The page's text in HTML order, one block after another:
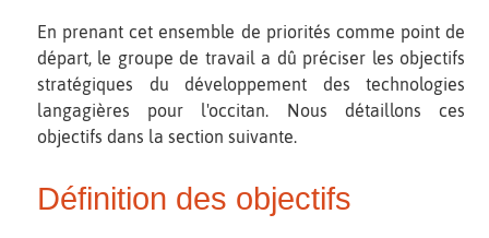
En prenant cet ensemble de priorités comme point de
départ, le groupe de travail a dû préciser les objectifs
stratégiques du développement des technologies
langagières pour l'occitan. Nous détaillons ces
objectifs dans la section suivante.
Définition des objectifs